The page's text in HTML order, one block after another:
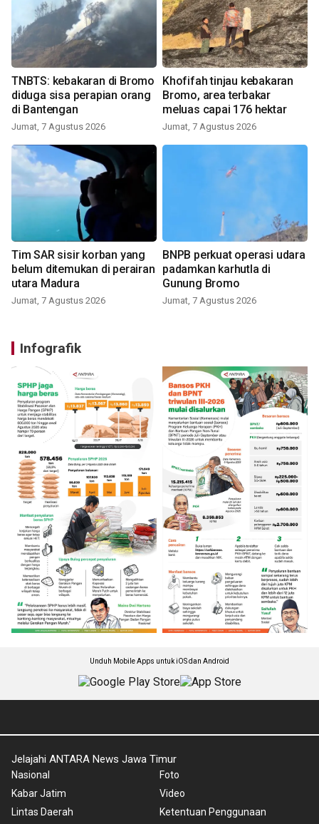
TNBTS: kebakaran di Bromo
diduga sisa perapian orang
di Bantengan
Jumat, 7 Agustus 2026
Khofifah tinjau kebakaran
Bromo, area terbakar
meluas capai 176 hektar
Jumat, 7 Agustus 2026
Tim SAR sisir korban yang
belum ditemukan di perairan
utara Madura
Jumat, 7 Agustus 2026
BNPB perkuat operasi udara
padamkan karhutla di
Gunung Bromo
Jumat, 7 Agustus 2026
Infografik
Unduh Mobile Apps untuk iOS dan Android
Jelajahi ANTARA News Jawa Timur
Nasional
Kabar Jatim
Lintas Daerah
Foto
Video
Ketentuan Penggunaan